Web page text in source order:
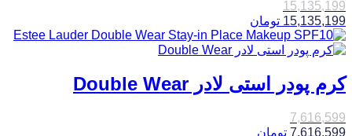
15,135,199
15,135,199 تومان
کرم پودر استی لادر Double Wear
7,616,599
7,616,599 تومان